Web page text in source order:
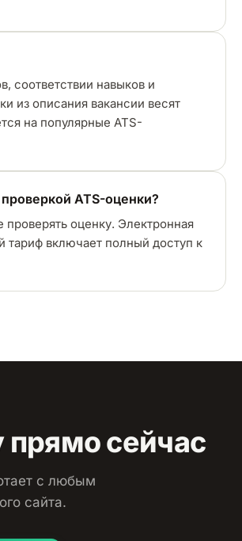
соответствии навыков и
из описания вакансии весят
на популярные ATS-
ATS-оценки?
оценку. Электронная
тариф включает полный доступ к
прямо сейчас
с любым
сайта.